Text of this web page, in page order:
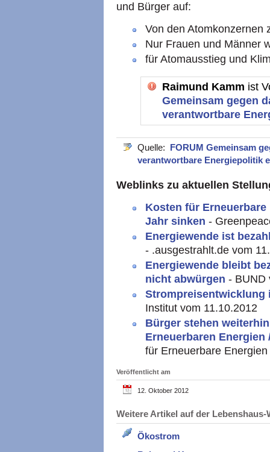
und Bürger auf:
Von den Atomkonzernen
Nur Frauen und Männer
für Atomausstieg und
Raimund Kamm ist
Gemeinsam gegen
verantwortbare
Quelle: FORUM Gemeinsam
verantwortbare Energiepolitik
Weblinks zu aktuellen
Kosten für
Jahr sinken -
Energiewende ist
- .ausgestrahlt.de vom
Energiewende bleibt
nicht abwürgen - BUND
Strompreisentwicklung
Institut vom 11.10.2012
Bürger stehen
Erneuerbaren
für Erneuerbare
Veröffentlicht am
12. Oktober 2012
Weitere Artikel auf der
Ökostrom